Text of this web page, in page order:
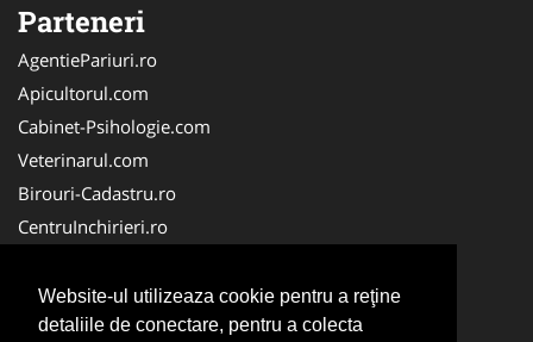
Website-ul utilizeaza cookie pentru a reţine
detaliile de conectare, pentru a colecta
Parteneri
AgentiePariuri.ro
Apicultorul.com
Cabinet-Psihologie.com
Veterinarul.com
Birouri-Cadastru.ro
CentruInchirieri.ro
Servicii-DDD.com
Alpinist-Utilitar.com